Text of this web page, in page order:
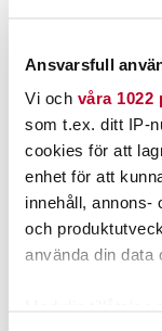
Ansvarsfull
Vi och våra 1022
som t.ex. ditt IP-
cookies för att
enhet för att
innehåll, annons-
och
använda din data
Daiwa Slim Shad
4st/fp
Nuvarande
79,00 kr79,00 kr
89,00
LÄS MER